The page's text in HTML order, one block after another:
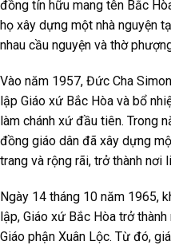
đồng tín hữu mang tên Bắc
họ xây dựng một nhà nguyện
nhau cầu nguyện và thờ
Vào năm 1957, Đức Cha
lập Giáo xứ Bắc Hòa và bổ
làm chánh xứ đầu tiên. Trong
đồng giáo dân đã xây dựng
trang và rộng rãi, trở thành nơi
Ngày 14 tháng 10 năm 1965,
lập, Giáo xứ Bắc Hòa trở
Giáo phận Xuân Lộc. Từ đó,